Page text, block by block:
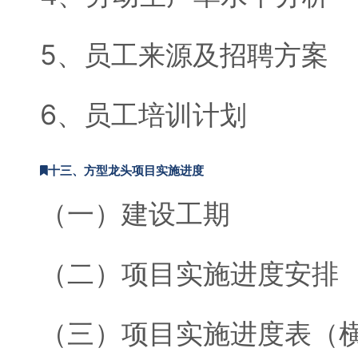
5、员工来源及招聘方案
6、员工培训计划
十三、方型龙头项目实施进度
（一）建设工期
（二）项目实施进度安排
（三）项目实施进度表（